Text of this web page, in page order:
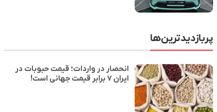
پربازدیدترین‌ها
انحصار در واردات؛ قیمت حبوبات در
ایران ۷ برابر قیمت جهانی است!